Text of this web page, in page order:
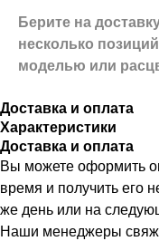
Берите на
несколько
моделью или
Доставка и оплата
Характеристики
Доставка и оплата
Вы можете оформить
время и получить его
же день или на
Наши менеджеры